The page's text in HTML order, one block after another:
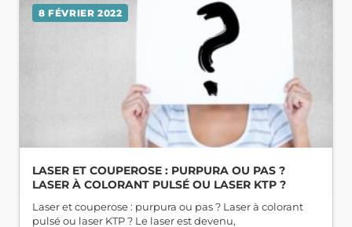
LASER ET COUPEROSE : PURPURA OU PAS ?
LASER À COLORANT PULSÉ OU LASER KTP ?
8 FÉVRIER 2022
Laser et couperose : purpura ou pas ? Laser à colorant
pulsé ou laser KTP ? Le laser est devenu,